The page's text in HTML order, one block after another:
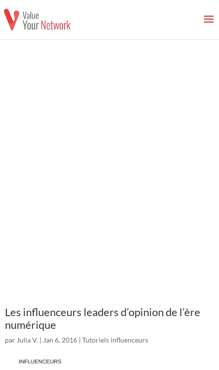
Les influenceurs leaders d’opinion de l’ère
numérique
par Julia V. | Jan 6, 2016 | Tutoriels influenceurs